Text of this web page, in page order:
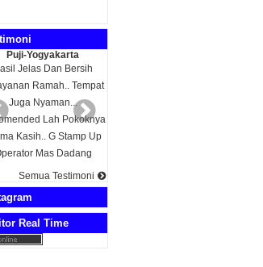
Puji-Yogyakarta
Hasil Jelas Dan Bersih
Pelayanan Ramah.. Tempat
Juga Nyaman...
Rekomended Lah Pokoknya
Terima Kasih.. G Stamp Up
Operator Mas Dadang
Semua Testimoni
Real Time